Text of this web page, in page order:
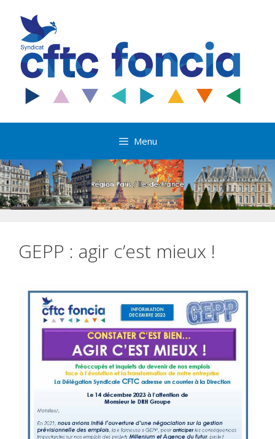
contenu
Menu
GEPP : agir c’est mieux !